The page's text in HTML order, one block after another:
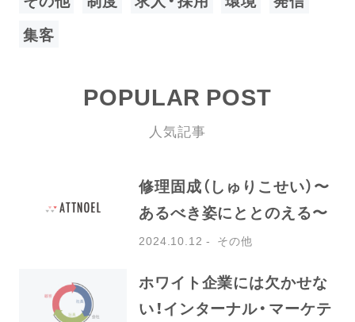
集客
POPULAR POST
人気記事
修理固成（しゅりこせい）〜
あるべき姿にととのえる〜
2024.10.12 その他
ホワイト企業には欠かせな
い！インターナル・マーケテ